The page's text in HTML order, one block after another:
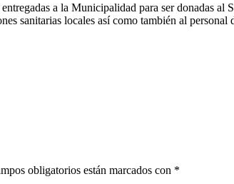
a la Municipalidad para ser donadas
sanitarias locales así como también al
obligatorios están marcados con *